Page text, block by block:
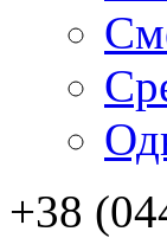
+38